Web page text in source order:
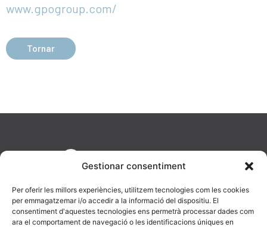
Gestionar consentiment
Per oferir les millors experiències, utilitzem tecnologies com les cookies
per emmagatzemar i/o accedir a la informació del dispositiu. El
consentiment d'aquestes tecnologies ens permetrà processar dades com
ara el comportament de navegació o les identificacions úniques en
www.gpogroup.com/
Tornar